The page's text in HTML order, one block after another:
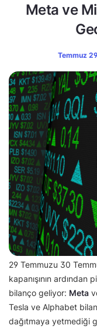
Meta ve
Temmuz
29 Temmuzu 30
kapanışının
bilanço geliyor: Meta
Tesla ve Alphabet
dağıtmaya yetmediği